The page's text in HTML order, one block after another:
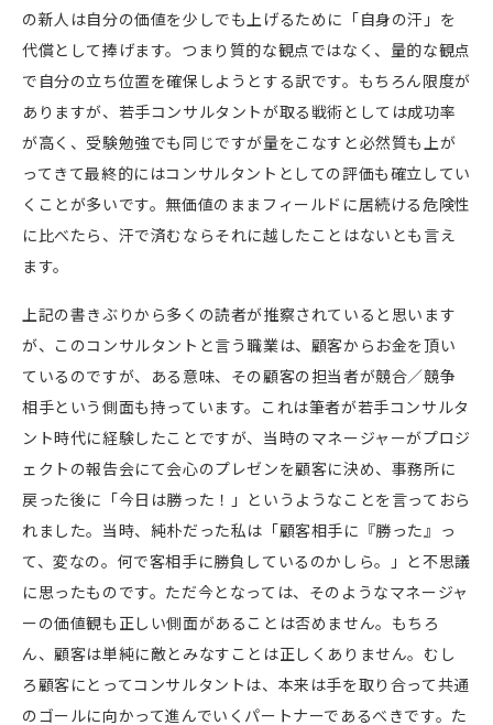
の新人は自分の価値を少しでも上げるために「自身の汗」を
代償として捧げます。つまり質的な観点ではなく、量的な観点
で自分の立ち位置を確保しようとする訳です。もちろん限度が
ありますが、若手コンサルタントが取る戦術としては成功率
が高く、受験勉強でも同じですが量をこなすと必然質も上が
ってきて最終的にはコンサルタントとしての評価も確立してい
くことが多いです。無価値のままフィールドに居続ける危険性
に比べたら、汗で済むならそれに越したことはないとも言え
ます。
上記の書きぶりから多くの読者が推察されていると思います
が、このコンサルタントと言う職業は、顧客からお金を頂い
ているのですが、ある意味、その顧客の担当者が競合／競争
相手という側面も持っています。これは筆者が若手コンサルタ
ント時代に経験したことですが、当時のマネージャーがプロジ
ェクトの報告会にて会心のプレゼンを顧客に決め、事務所に
戻った後に「今日は勝った！」というようなことを言っておら
れました。当時、純朴だった私は「顧客相手に『勝った』っ
て、変なの。何で客相手に勝負しているのかしら。」と不思議
に思ったものです。ただ今となっては、そのようなマネージャ
ーの価値観も正しい側面があることは否めません。もちろ
ん、顧客は単純に敵とみなすことは正しくありません。むし
ろ顧客にとってコンサルタントは、本来は手を取り合って共通
のゴールに向かって進んでいくパートナーであるべきです。た